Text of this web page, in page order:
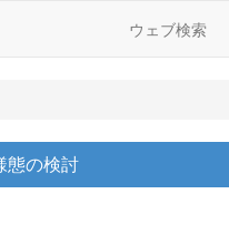
ウェブ検索
態の検討